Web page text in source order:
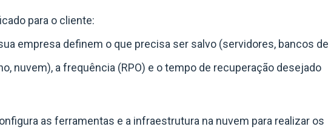
para o cliente:
empresa definem o que precisa ser salvo (servidores, bancos de
nuvem), a frequência (RPO) e o tempo de recuperação desejado
as ferramentas e a infraestrutura na nuvem para realizar os